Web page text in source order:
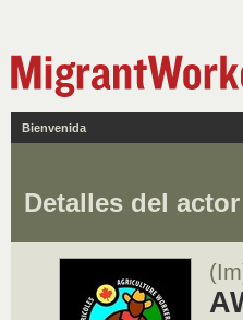
Bienvenida
Detalles del actor